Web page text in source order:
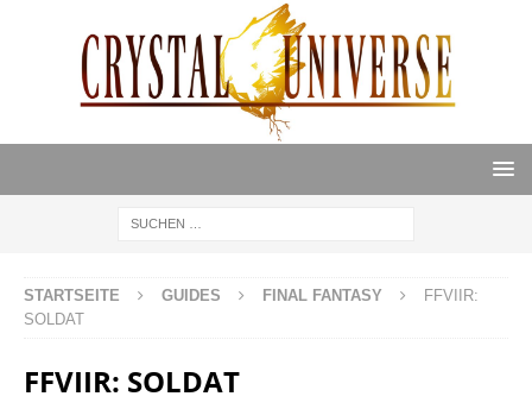
STARTSEITE GUIDES FINAL FANTASY
FFVIIR:
SOLDAT
FFVIIR: SOLDAT